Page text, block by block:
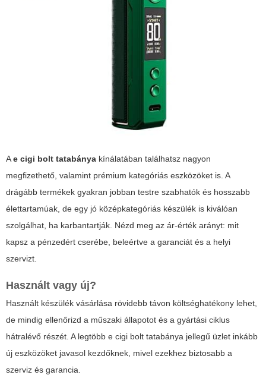
Ae cigi bolt tatabánya kínálatában találhatsz nagyon
megfizethető, valamint prémium kategóriás eszközöket is. A
drágább termékek gyakran jobban testre szabhatók és hosszabb
élettartamúak, de egy jó középkategóriás készülék is kiválóan
szolgálhat, ha karbantartják. Nézd meg az ár-érték arányt: mit
kapsz a pénzedért cserébe, beleértve a garanciát és a helyi
szervizt.
Használt vagy új?
Használt készülék vásárlása rövidebb távon költséghatékony lehet,
de mindig ellenőrizd a műszaki állapotot és a gyártási ciklus
hátralévő részét. A legtöbb e cigi bolt tatabánya jellegű üzlet inkább
új eszközöket javasol kezdőknek, mivel ezekhez biztosabb a
szerviz és garancia.